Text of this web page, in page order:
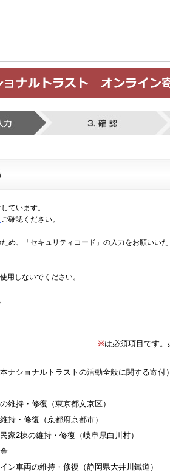
ています。
ご確認ください。
め、「セキュリティコード」の入力をお願いい
用しないでください。
※は必須項目です
ナショナルトラストの活動全般に関する寄付
維持・修復（東京都文京区）
持・修復（京都府京都市）
家2棟の維持・修復（岐阜県白川村）
ン車両の維持・修復（静岡県大井川鐵道）